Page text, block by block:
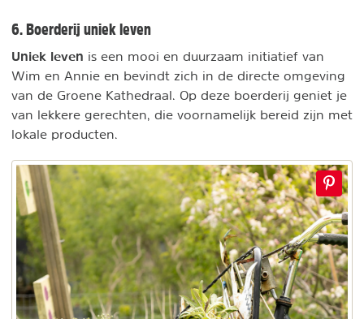
6. Boerderij uniek leven
Uniek leven is een mooi en duurzaam initiatief van
Wim en Annie en bevindt zich in de directe omgeving
van de Groene Kathedraal. Op deze boerderij geniet je
van lekkere gerechten, die voornamelijk bereid zijn met
lokale producten.